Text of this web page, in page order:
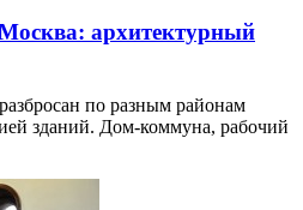
архитектурный
по разным районам
зданий. Дом-коммуна, рабочий